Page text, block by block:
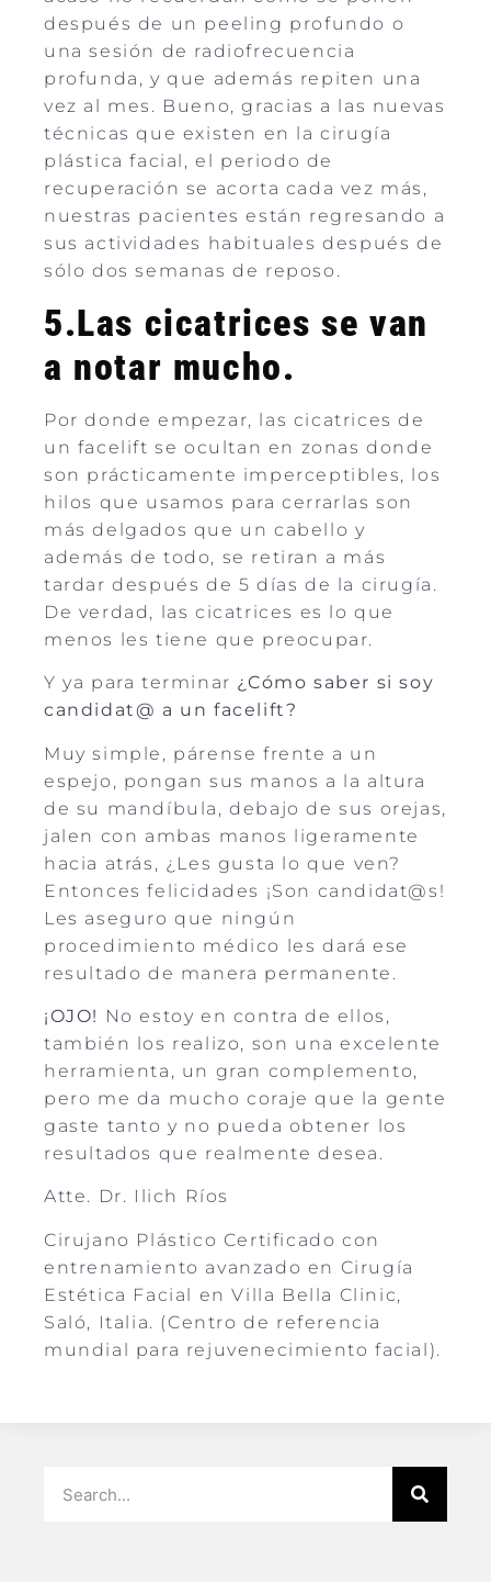
después de un peeling profundo o
una sesión de radiofrecuencia
profunda, y que además repiten una
vez al mes. Bueno, gracias a las nuevas
técnicas que existen en la cirugía
plástica facial, el periodo de
recuperación se acorta cada vez más,
nuestras pacientes están regresando a
sus actividades habituales después de
sólo dos semanas de reposo.
5.Las cicatrices se van
a notar mucho.
Por donde empezar, las cicatrices de
un facelift se ocultan en zonas donde
son prácticamente imperceptibles, los
hilos que usamos para cerrarlas son
más delgados que un cabello y
además de todo, se retiran a más
tardar después de 5 días de la cirugía.
De verdad, las cicatrices es lo que
menos les tiene que preocupar.
Y ya para terminar ¿Cómo saber si soy
candidat@ a un facelift?
Muy simple, párense frente a un
espejo, pongan sus manos a la altura
de su mandíbula, debajo de sus orejas,
jalen con ambas manos ligeramente
hacia atrás, ¿Les gusta lo que ven?
Entonces felicidades ¡Son candidat@s!
Les aseguro que ningún
procedimiento médico les dará ese
resultado de manera permanente.
¡OJO! No estoy en contra de ellos,
también los realizo, son una excelente
herramienta, un gran complemento,
pero me da mucho coraje que la gente
gaste tanto y no pueda obtener los
resultados que realmente desea.
Atte. Dr. Ilich Ríos
Cirujano Plástico Certificado con
entrenamiento avanzado en Cirugía
Estética Facial en Villa Bella Clinic,
Saló, Italia. (Centro de referencia
mundial para rejuvenecimiento facial).